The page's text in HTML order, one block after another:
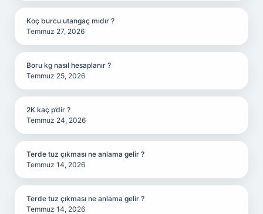
Koç burcu utangaç mıdır ?
Temmuz 27, 2026
Boru kg nasıl hesaplanır ?
Temmuz 25, 2026
2K kaç p’dir ?
Temmuz 24, 2026
Terde tuz çıkması ne anlama gelir ?
Temmuz 14, 2026
Terde tuz çıkması ne anlama gelir ?
Temmuz 14, 2026